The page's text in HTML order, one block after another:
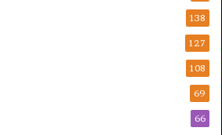
138
127
108
69
66